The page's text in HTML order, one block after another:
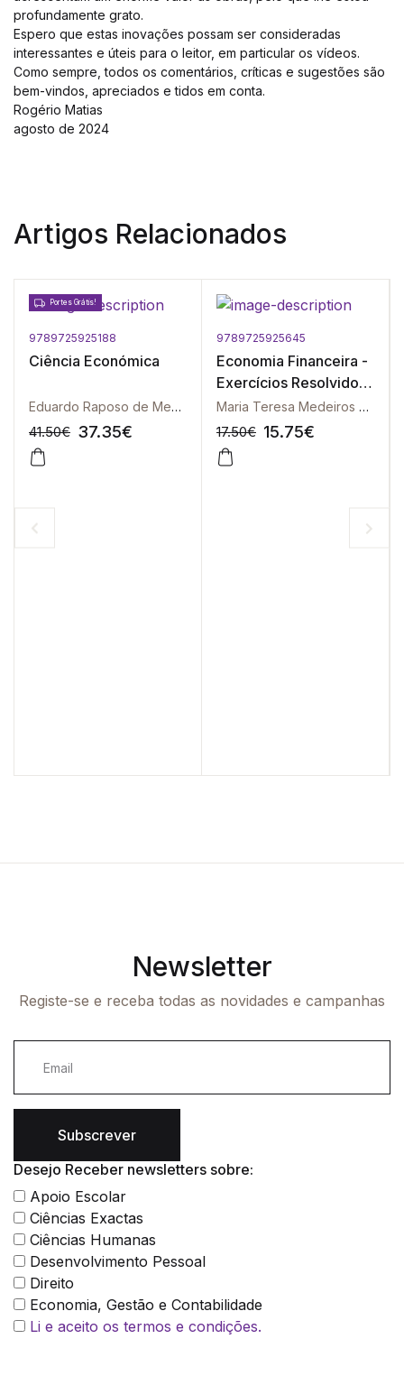
profundamente grato.
Espero que estas inovações possam ser consideradas
interessantes e úteis para o leitor, em particular os vídeos.
Como sempre, todos os comentários, críticas e sugestões são
bem-vindos, apreciados e tidos em conta.
Rogério Matias
agosto de 2024
Artigos Relacionados
Portes Grátis!
9789725925188
Ciência Económica
Eduardo Raposo de Medeiros
41.50€ 37.35€
-10%
9789725925645
Economia Financeira -
Exercícios Resolvidos
e Propostos
Maria Teresa Medeiros Garcia
17.50€ 15.75€
Newsletter
Registe-se e receba todas as novidades e campanhas
Subscrever
Desejo Receber newsletters sobre:
Apoio Escolar
Ciências Exactas
Ciências Humanas
Desenvolvimento Pessoal
Direito
Economia, Gestão e Contabilidade
Li e aceito os termos e condições.